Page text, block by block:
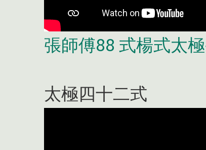
張師傅88 式楊式太
太極四十二式